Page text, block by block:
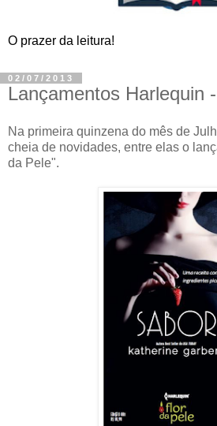
O prazer da leitura!
02/07/2013
Lançamentos Harlequin
Na primeira quinzena do mês de
cheia de novidades, entre elas o
da Pele".